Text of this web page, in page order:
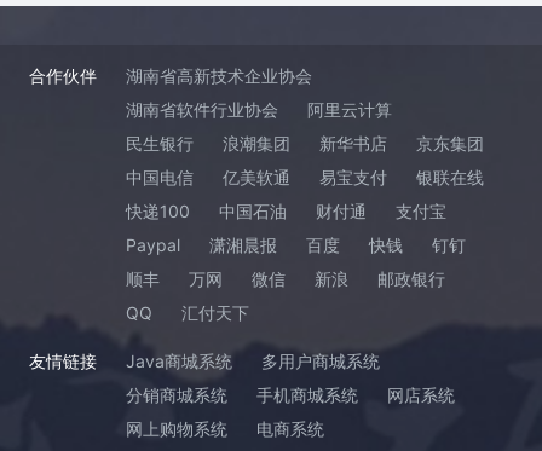
合作伙伴
湖南省高新技术企业协会
湖南省软件行业协会
阿里云计算
民生银行
浪潮集团 新华书店
京东集团
中国电信
亿美软通 易宝支付
银联在线
快递100
中国石油 财付通
支付宝
Paypal
潇湘晨报 百度 快钱
钉钉
顺丰
万网 微信 新浪
邮政银行
QQ
汇付天下
友情链接 Java商城系统
多用户商城系统
分销商城系统
手机商城系统
网店系统
网上购物系统
电商系统